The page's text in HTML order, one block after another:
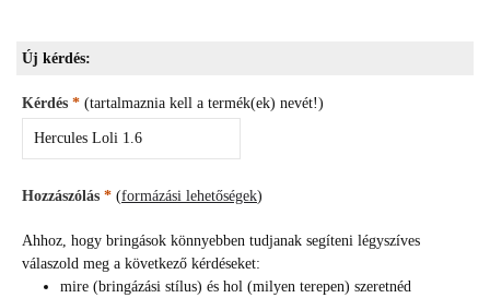
Új kérdés:
Kérdés * (tartalmaznia kell a termék(ek) nevét!)
Hozzászólás * (formázási lehetőségek)
Ahhoz, hogy bringások könnyebben tudjanak segíteni légyszíves
válaszold meg a következő kérdéseket:
mire (bringázási stílus) és hol (milyen terepen) szeretnéd